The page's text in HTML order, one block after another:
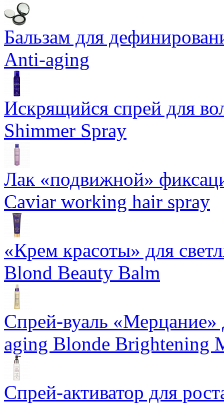
Бальзам для
Anti-aging
Искрящийся спрей для
Shimmer Spray
Лак «подвижной»
Caviar working hair spray
«Крем красоты» для
Blond Beauty Balm
Спрей-вуаль «Мерцание»
aging Blonde Brightening
Спрей-активатор для